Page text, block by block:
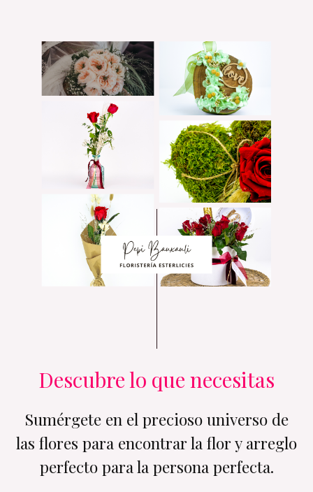
Descubre lo que necesitas
Sumérgete en el precioso universo de
las flores para encontrar la flor y arreglo
perfecto para la persona perfecta.